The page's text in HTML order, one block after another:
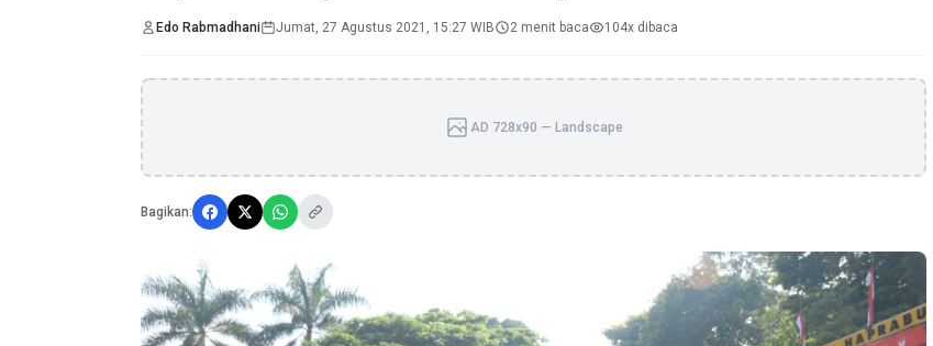
Edo Rabmadhani Jumat, 27 Agustus 2021, 15:27 WIB 2 menit baca 104x dibaca
AD 728x90 — Landscape
Bagikan: